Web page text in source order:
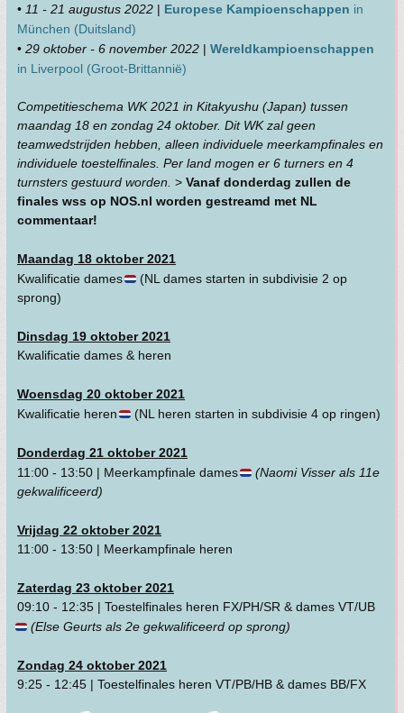
• 11 - 21 augustus 2022 | Europese Kampioenschappen in
München (Duitsland)
• 29 oktober - 6 november 2022 | Wereldkampioenschappen
in Liverpool (Groot-Brittannië)
Competitieschema WK 2021 in Kitakyushu (Japan) tussen
maandag 18 en zondag 24 oktober. Dit WK zal geen
teamwedstrijden hebben, alleen individuele meerkampfinales en
individuele toestelfinales. Per land mogen er 6 turners en 4
turnsters gestuurd worden. > Vanaf donderdag zullen de
finales wss op NOS.nl worden gestreamd met NL
commentaar!
Maandag 18 oktober 2021
Kwalificatie dames
(NL dames starten in subdivisie 2 op
sprong)
Dinsdag 19 oktober 2021
Kwalificatie dames & heren
Woensdag 20 oktober 2021
Kwalificatie heren
(NL heren starten in subdivisie 4 op ringen)
Donderdag 21 oktober 2021
11:00 - 13:50 | Meerkampfinale dames
(Naomi Visser als 11e
gekwalificeerd)
Vrijdag 22 oktober 2021
11:00 - 13:50 | Meerkampfinale heren
Zaterdag 23 oktober 2021
09:10 - 12:35 | Toestelfinales heren FX/PH/SR & dames VT/UB
(Else Geurts als 2e gekwalificeerd op sprong)
Zondag 24 oktober 2021
9:25 - 12:45 | Toestelfinales heren VT/PB/HB & dames BB/FX